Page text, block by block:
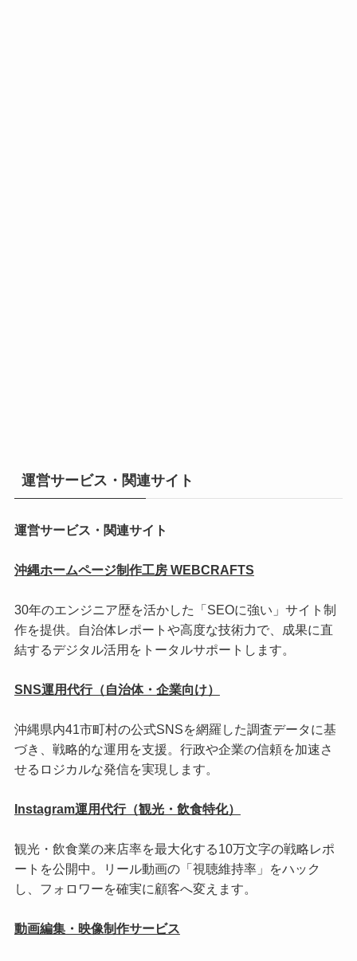
運営サービス・関連サイト
運営サービス・関連サイト
沖縄ホームページ制作工房 WEBCRAFTS
30年のエンジニア歴を活かした「SEOに強い」サイト制
作を提供。自治体レポートや高度な技術力で、成果に直
結するデジタル活用をトータルサポートします。
SNS運用代行（自治体・企業向け）
沖縄県内41市町村の公式SNSを網羅した調査データに基
づき、戦略的な運用を支援。行政や企業の信頼を加速さ
せるロジカルな発信を実現します。
Instagram運用代行（観光・飲食特化）
観光・飲食業の来店率を最大化する10万文字の戦略レポ
ートを公開中。リール動画の「視聴維持率」をハック
し、フォロワーを確実に顧客へ変えます。
動画編集・映像制作サービス